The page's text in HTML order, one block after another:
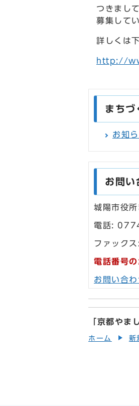
つきまし
募集して
詳しくは
http://
まちづ
お知
お問い
城陽市役
電話:
ファック
電話番号
お問い合
「京都やま
ホーム 新